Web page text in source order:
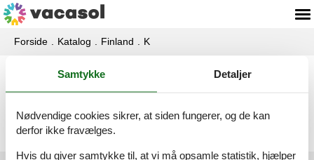
Forside Katalog Finland K
Katalog - Finland - Kemiönsaari
<< < 1 2 3
Samtykke Detaljer
Nødvendige cookies sikrer, at siden fungerer, og de kan
derfor ikke fravælges.
Hvis du giver samtykke til, at vi må opsamle statistik, hjælper